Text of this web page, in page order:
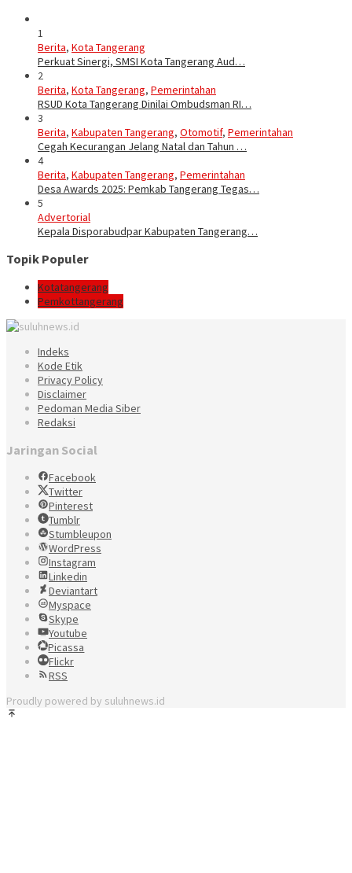
1
Berita, Kota Tangerang
Perkuat Sinergi, SMSI Kota Tangerang Aud…
2
Berita, Kota Tangerang, Pemerintahan
RSUD Kota Tangerang Dinilai Ombudsman RI…
3
Berita, Kabupaten Tangerang, Otomotif, Pemerintahan
Cegah Kecurangan Jelang Natal dan Tahun …
4
Berita, Kabupaten Tangerang, Pemerintahan
Desa Awards 2025: Pemkab Tangerang Tegas…
5
Advertorial
Kepala Disporabudpar Kabupaten Tangerang…
Topik Populer
Kotatangerang
Pemkottangerang
Indeks
Kode Etik
Privacy Policy
Disclaimer
Pedoman Media Siber
Redaksi
Jaringan Social
Facebook
Twitter
Pinterest
Tumblr
Stumbleupon
WordPress
Instagram
Linkedin
Deviantart
Myspace
Skype
Youtube
Picassa
Flickr
RSS
Proudly powered by suluhnews.id